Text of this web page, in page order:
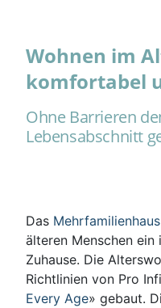
Wohnen im
komfortabel
Ohne Barrieren
Lebensabschnitt
Das
älteren Menschen ein
Zuhause. Die
Richtlinien von Pro
Every Age» gebaut.